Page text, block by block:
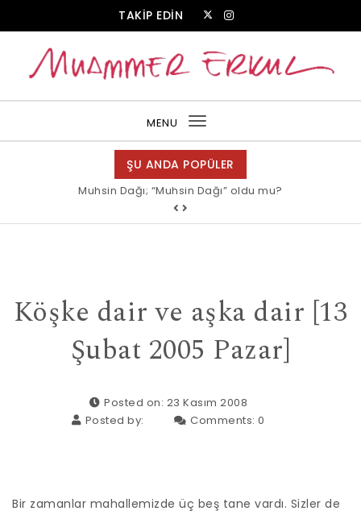
TAKİP EDİN
MENU
Toggle
navigation
ŞU ANDA POPÜLER
Muhsin Dağı; “Muhsin Dağı” oldu mu?
Köşke dair ve aşka dair [13
Şubat 2005 Pazar]
Posted on: 23 Kasım 2008
Posted by:
Comments:0
Bir zamanlar mahallemizde üç beş tane vardı. Sizler de